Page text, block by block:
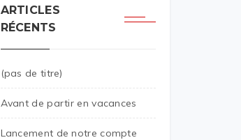
ARTICLES
RÉCENTS
(pas de titre)
Avant de partir en vacances
Lancement de notre compte